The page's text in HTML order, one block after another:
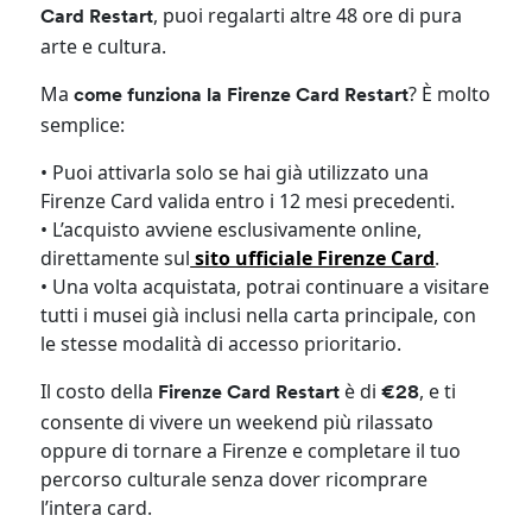
Card Restart, puoi regalarti altre 48 ore di pura
arte e cultura.
Macome funziona la Firenze Card Restart? È molto
semplice:
• Puoi attivarla solo se hai già utilizzato una
Firenze Card valida entro i 12 mesi precedenti.
• L’acquisto avviene esclusivamente online,
direttamente sul sito ufficiale Firenze Card.
• Una volta acquistata, potrai continuare a visitare
tutti i musei già inclusi nella carta principale, con
le stesse modalità di accesso prioritario.
Il costo della Firenze Card Restart è di€28, e ti
consente di vivere un weekend più rilassato
oppure di tornare a Firenze e completare il tuo
percorso culturale senza dover ricomprare
l’intera card.